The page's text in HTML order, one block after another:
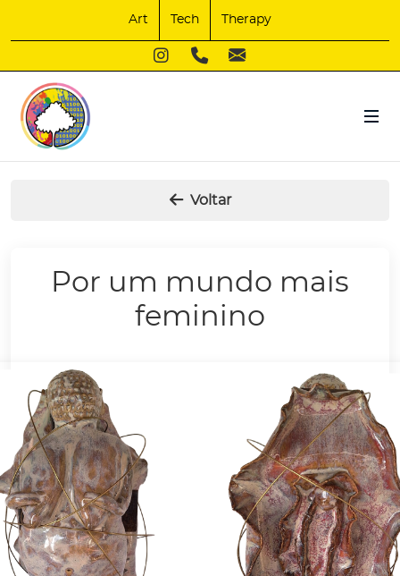
Art Tech Therapy
Voltar
Por um mundo mais
feminino